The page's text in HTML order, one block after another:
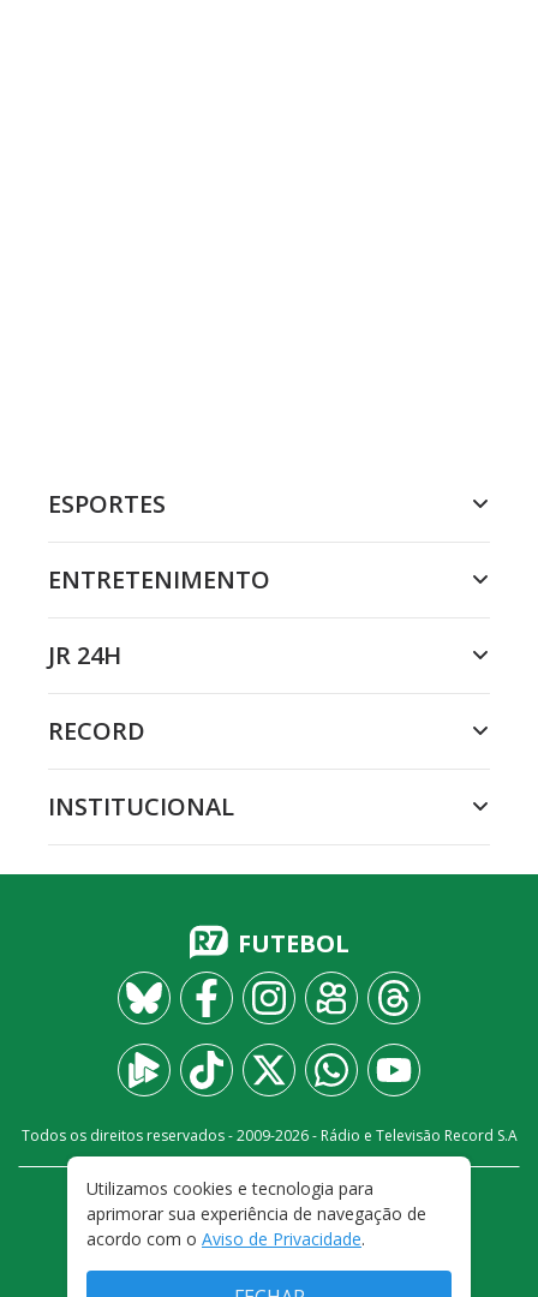
ESPORTES
ENTRETENIMENTO
JR 24H
RECORD
INSTITUCIONAL
FUTEBOL
Todos os direitos reservados - 2009-2026- Rádio e Televisão Record S.A
FALE CONOSCO
PRIVACIDADE
TERMOS E CONDIÇÕES DE USO
Utilizamos cookies e tecnologia para
aprimorar sua experiência de navegação de
acordo com o Aviso de Privacidade.